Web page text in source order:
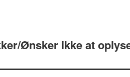
Ønsker ikke at